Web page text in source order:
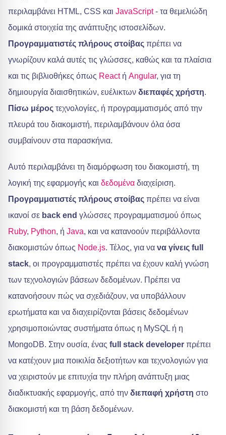
περιλαμβάνει HTML, CSS και JavaScript- τα θεμελιώδη
δομικά στοιχεία της ανάπτυξης ιστοσελίδων.
Προγραμματιστές πλήρους στοίβας πρέπει να
γνωρίζουν καλά αυτές τις γλώσσες, καθώς και τα πλαίσια
και τις βιβλιοθήκες όπως Reactή Angular, για τη
δημιουργία διαισθητικών, ευέλικτων διεπαφές χρήστη.
Πίσω μέρος τεχνολογίες, ή προγραμματισμός από την
πλευρά του διακομιστή, περιλαμβάνουν όλα όσα
συμβαίνουν στα παρασκήνια.
Αυτό περιλαμβάνει τη διαμόρφωση του διακομιστή, τη
λογική της εφαρμογής και δεδομένα διαχείριση.
Προγραμματιστές πλήρους στοίβας πρέπει να είναι
ικανοί σε back end γλώσσες προγραμματισμού όπως
Ruby, Python, ή Java, και να κατανοούν περιβάλλοντα
διακομιστών όπως Node.js. Τέλος, για να να γίνεις full
stack, οι προγραμματιστές πρέπει να έχουν καλή γνώση
των τεχνολογιών βάσεων δεδομένων. Πρέπει να
κατανοήσουν πώς να σχεδιάζουν, να υποβάλλουν
ερωτήματα και να διαχειρίζονται βάσεις δεδομένων
χρησιμοποιώντας συστήματα όπως η MySQL ή η
MongoDB. Στην ουσία, ένας full stack developer πρέπει
να κατέχουν μια ποικιλία δεξιοτήτων και τεχνολογιών για
να χειριστούν με επιτυχία την πλήρη ανάπτυξη μιας
διαδικτυακής εφαρμογής, από την διεπαφή χρήστη στο
διακομιστή και τη βάση δεδομένων.